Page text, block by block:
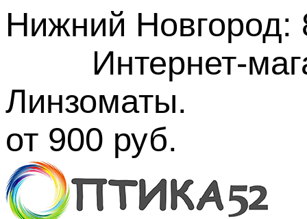
Нижний Новгород:
Интернет-
Линзоматы.
от 900 руб.